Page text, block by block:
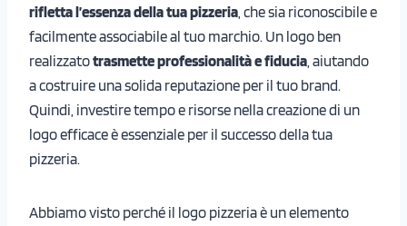
rifletta l’essenza della tua pizzeria , che sia riconoscibile e
facilmente associabile al tuo marchio. Un logo ben
realizzatotrasmette professionalità e fiducia , aiutando
a costruire una solida reputazione per il tuo brand.
Quindi, investire tempo e risorse nella creazione di un
logo efficace è essenziale per il successo della tua
pizzeria.
Abbiamo visto perché il logo pizzeria è un elemento